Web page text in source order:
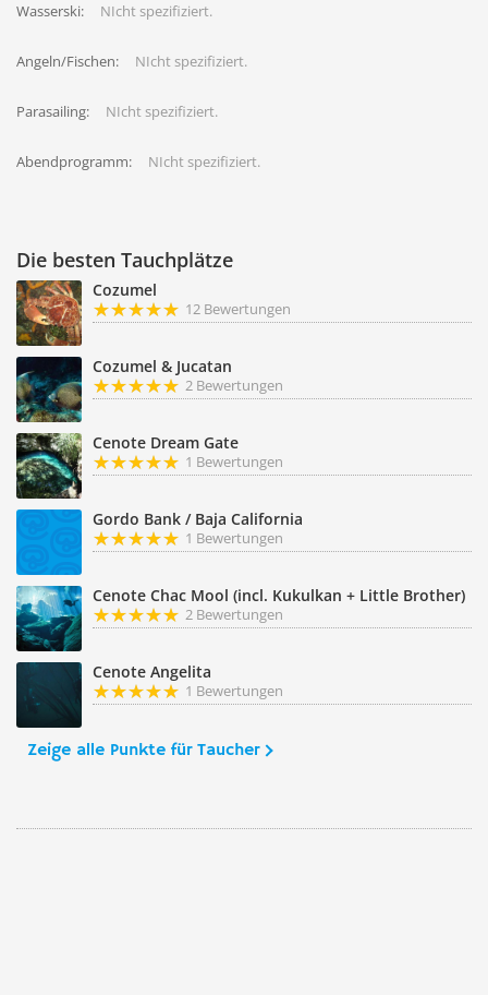
Wasserski: NIcht spezifiziert.
Angeln/Fischen: NIcht spezifiziert.
Parasailing: NIcht spezifiziert.
Abendprogramm: NIcht spezifiziert.
Die besten Tauchplätze
Cozumel
12 Bewertungen
Cozumel & Jucatan
2 Bewertungen
Cenote Dream Gate
1 Bewertungen
Gordo Bank / Baja California
1 Bewertungen
Cenote Chac Mool (incl. Kukulkan + Little Brother)
2 Bewertungen
Cenote Angelita
1 Bewertungen
Zeige alle Punkte für Taucher